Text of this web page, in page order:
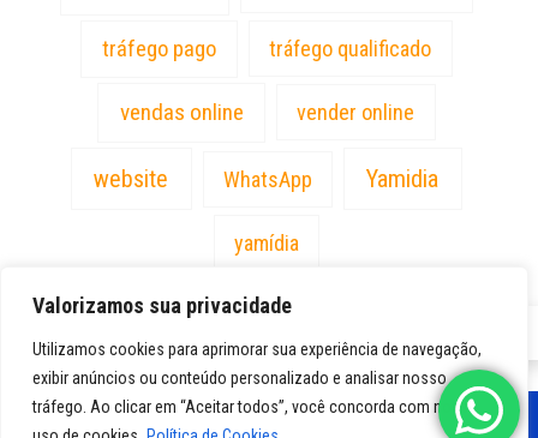
Valorizamos sua privacidade
Utilizamos cookies para aprimorar sua experiência de navegação,
exibir anúncios ou conteúdo personalizado e analisar nosso
tráfego. Ao clicar em “Aceitar todos”, você concorda com nosso
tráfego pago tráfego qualificado
vendas online vender online
website WhatsApp Yamidia
yamídia